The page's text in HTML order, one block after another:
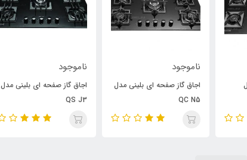
ناموجود
اجاق گاز صفحه ای بلینی مدل
QC N5
ناموجود
اجاق گاز صفحه ای بلینی مدل
QS J3